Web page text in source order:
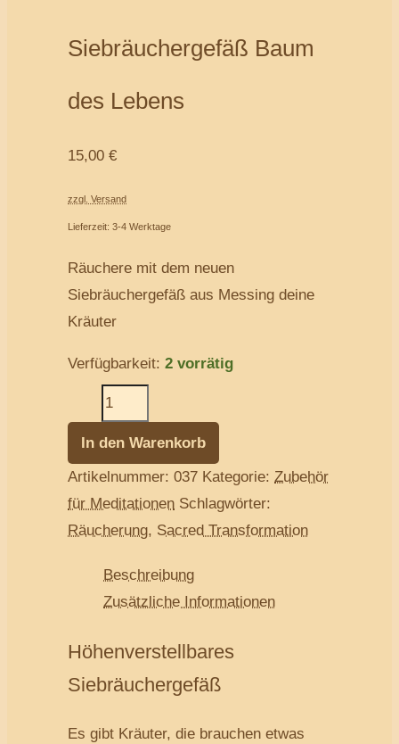
Siebräuchergefäß Baum
des Lebens
15,00€
zzgl. Versand
Lieferzeit: 3-4 Werktage
Räuchere mit dem neuen
Siebräuchergefäß aus Messing deine
Kräuter
Verfügbarkeit: 2 vorrätig
In den Warenkorb
Artikelnummer:037 Kategorie:Zubehör
für Meditationen Schlagwörter:
Räucherung, Sacred Transformation
Beschreibung
Zusätzliche Informationen
Höhenverstellbares
Siebräuchergefäß
Es gibt Kräuter, die brauchen etwas